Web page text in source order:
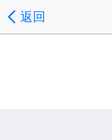
返回